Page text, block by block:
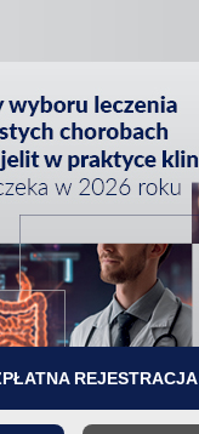
REJESTRACJA